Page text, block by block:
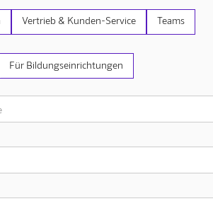
Vertrieb & Kunden-Service Teams
Für Bildungseinrichtungen